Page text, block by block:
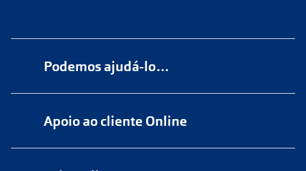
Podemos ajudá-lo…
Apoio ao cliente Online